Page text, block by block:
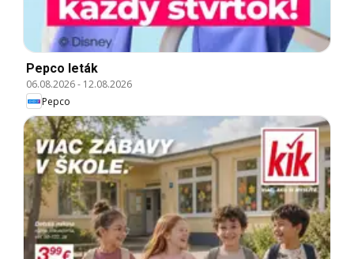
Pepco leták
06.08.2026- 12.08.2026
Pepco